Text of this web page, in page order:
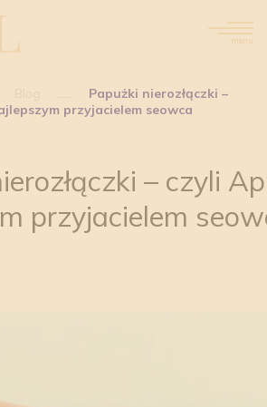
menu
Papużki nierozłączki –
przyjacielem seowca
– czyli
przyjacielem